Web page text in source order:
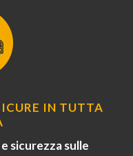
IN TUTTA
sicurezza sulle